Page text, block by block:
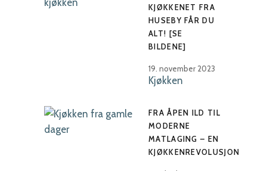
KJØKKENET FRA
HUSEBY FÅR DU
ALT! [SE
BILDENE]
19. november 2023
Kjøkken
FRA ÅPEN ILD TIL
MODERNE
MATLAGING – EN
KJØKKENREVOLUSJON